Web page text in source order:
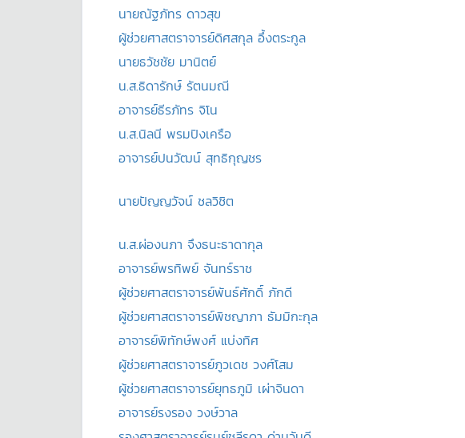
นายณัฐภัทร ดาวสุข
ผู้ช่วยศาสตราจารย์ดิศสกุล อึ้งตระกูล
นายธวัชชัย มานิตย์
น.ส.ธิดารักษ์ รัตนมณี
อาจารย์ธีรภัทร จิโน
น.ส.นิลนี พรมปิงเครือ
อาจารย์ปนวัฒน์ สุทธิกุญชร
นายปัญญวัจน์ ชลวิชิต
น.ส.ผ่องนภา จึงธนะธาดากุล
อาจารย์พรทิพย์ จันทร์ราช
ผู้ช่วยศาสตราจารย์พันธ์ศักดิ์ ภักดี
ผู้ช่วยศาสตราจารย์พิชญาภา ธัมมิกะกุล
อาจารย์พิทักษ์พงศ์ แบ่งทิศ
ผู้ช่วยศาสตราจารย์ภูวเดช วงศ์โสม
ผู้ช่วยศาสตราจารย์ยุทธภูมิ เผ่าจินดา
อาจารย์รงรอง วงษ์วาล